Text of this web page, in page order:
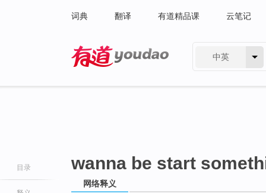
词典 翻译 有道精品课 云笔记
中英
目录 wanna be start
网络释义